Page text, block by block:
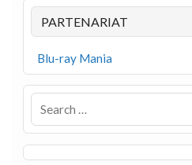
PARTENARIAT
Blu-ray Mania